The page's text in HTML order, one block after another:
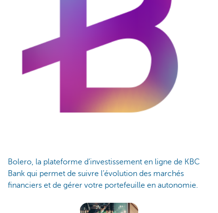
Bolero, la plateforme d’investissement en ligne de KBC
Bank qui permet de suivre l’évolution des marchés
financiers et de gérer votre portefeuille en autonomie.